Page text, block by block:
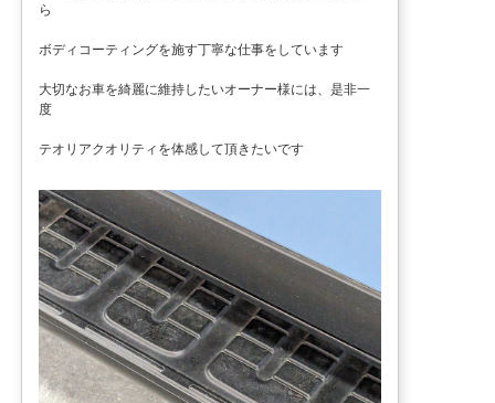
ら
ボディコーティングを施す丁寧な仕事をしています
大切なお車を綺麗に維持したいオーナー様には、是非一
度
テオリアクオリティを体感して頂きたいです